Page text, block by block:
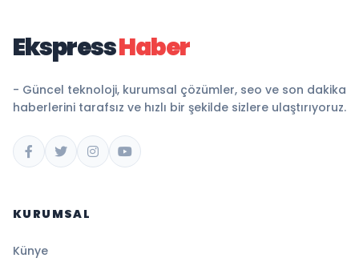
EkspressHaber
- Güncel teknoloji, kurumsal çözümler, seo ve son dakika
haberlerini tarafsız ve hızlı bir şekilde sizlere ulaştırıyoruz.
KURUMSAL
Künye